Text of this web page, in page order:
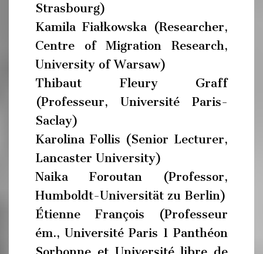
Strasbourg)
Kamila Fiałkowska (Researcher,
Centre of Migration Research,
University of Warsaw)
Thibaut Fleury Graff
(Professeur, Université Paris-
Saclay)
Karolina Follis (Senior Lecturer,
Lancaster University)
Naika Foroutan (Professor,
Humboldt-Universität zu Berlin)
Étienne François (Professeur
ém., Université Paris 1 Panthéon